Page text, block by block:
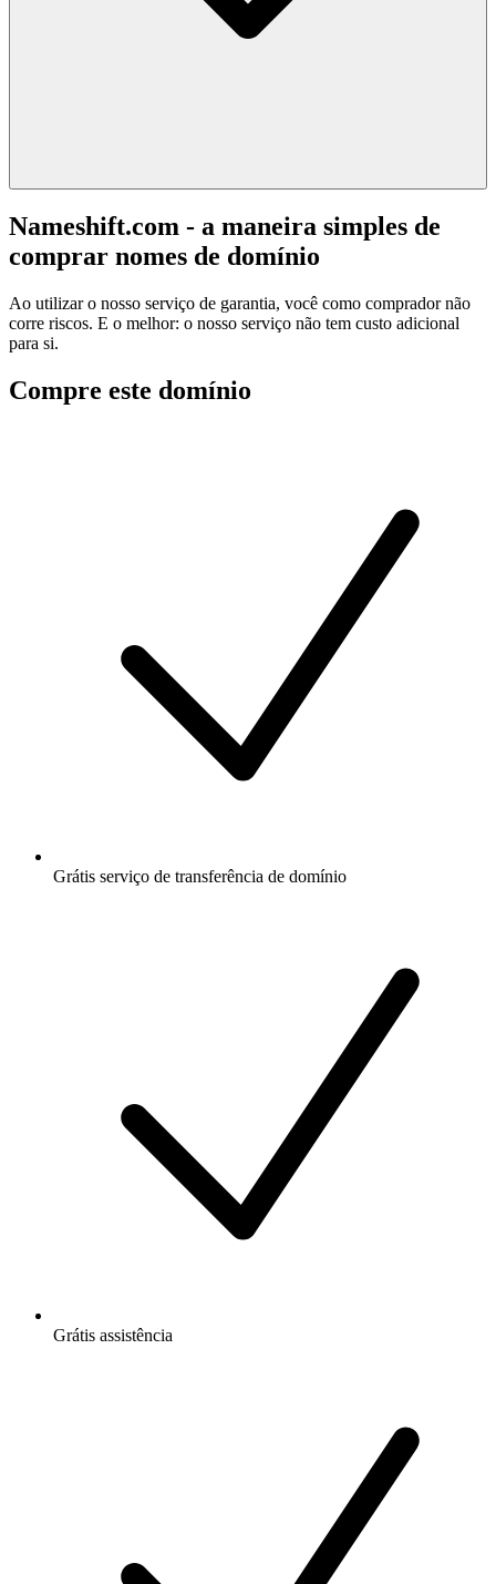
Nameshift.com - a maneira simples de
comprar nomes de domínio
Ao utilizar o nosso serviço de garantia, você como comprador não
corre riscos. E o melhor: o nosso serviço não tem custo adicional
para si.
Compre este domínio
Grátis serviço de transferência de domínio
Grátis assistência